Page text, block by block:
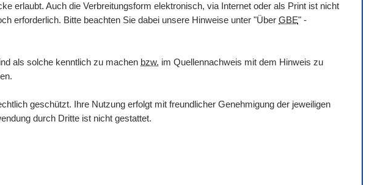
erlaubt. Auch die Verbreitungsform elektronisch, via Internet oder als Print ist nicht
erforderlich. Bitte beachten Sie dabei unsere Hinweise unter "Über GBE" -
als solche kenntlich zu machen bzw. im Quellennachweis mit dem Hinweis zu
geschützt. Ihre Nutzung erfolgt mit freundlicher Genehmigung der jeweiligen
durch Dritte ist nicht gestattet.